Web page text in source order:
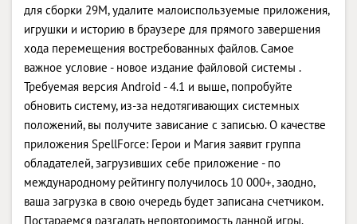
для сборки 29M, удалите малоиспользуемые приложения,
игрушки и историю в браузере для прямого завершения
хода перемещения востребованных файлов. Самое
важное условие - новое издание файловой системы .
Требуемая версия Android - 4.1 и выше, попробуйте
обновить систему, из-за недотягивающих системных
положений, вы получите зависание с записью. О качестве
приложения SpellForce: Герои и Магия заявит группа
обладателей, загрузивших себе приложение - по
международному рейтингу получилось 10 000+, заодно,
ваша загрузка в свою очередь будет записана счетчиком.
Постараемся разгадать неповторимость данной игры.